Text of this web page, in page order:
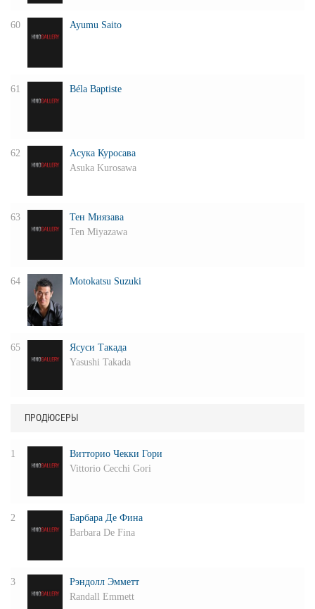
60 Ayumu Saito
61 Béla Baptiste
62
Асука Куросава
Asuka Kurosawa
63
Тен Миязава
Ten Miyazawa
64 Motokatsu Suzuki
65
Ясуси Такада
Yasushi Takada
ПРОДЮСЕРЫ
1
Витторио Чекки Гори
Vittorio Cecchi Gori
2
Барбара Де Фина
Barbara De Fina
3
Рэндолл Эмметт
Randall Emmett